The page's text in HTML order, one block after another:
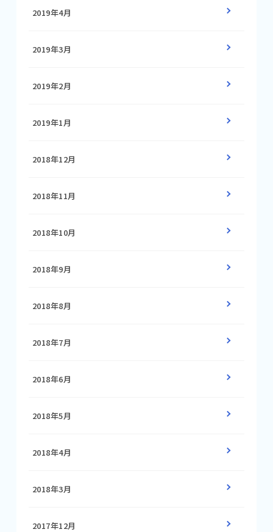
2019年4月
2019年3月
2019年2月
2019年1月
2018年12月
2018年11月
2018年10月
2018年9月
2018年8月
2018年7月
2018年6月
2018年5月
2018年4月
2018年3月
2017年12月